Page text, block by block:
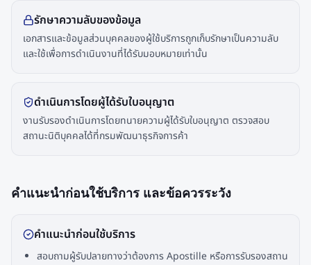
รักษาความลับของข้อมูล
เอกสารและข้อมูลส่วนบุคคลของผู้ใช้บริการถูกเก็บรักษาเป็นความลับ
และใช้เพื่อการดำเนินงานที่ได้รับมอบหมายเท่านั้น
ดำเนินการโดยผู้ได้รับใบอนุญาต
งานรับรองดำเนินการโดยทนายความผู้ได้รับใบอนุญาต ตรวจสอบ
สถานะนิติบุคคลได้ที่กรมพัฒนาธุรกิจการค้า
คำแนะนำก่อนใช้บริการ และข้อควรระวัง
คำแนะนำก่อนใช้บริการ
สอบถามผู้รับปลายทางว่าต้องการ Apostille หรือการรับรองสถาน